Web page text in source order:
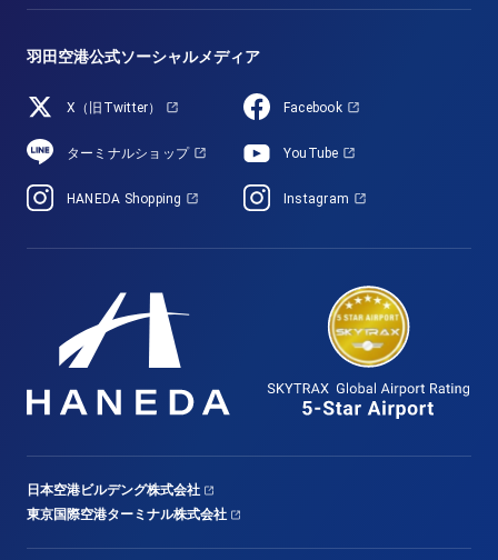
羽田空港公式ソーシャルメディア
X（旧Twitter） Facebook
ターミナルショップ YouTube
HANEDA Shopping Instagram
日本空港ビルデング株式会社
東京国際空港ターミナル株式会社